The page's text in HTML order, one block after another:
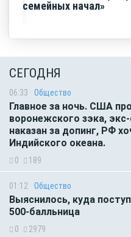
семейных начал»
СЕГОДНЯ
06:33 Общество
Главное за ночь. CША
воронежского зэка,
наказан за допинг, РФ
Индийского океана.
0 189
01:12 Общество
Выяснилось, куда
500-балльница
0 2979